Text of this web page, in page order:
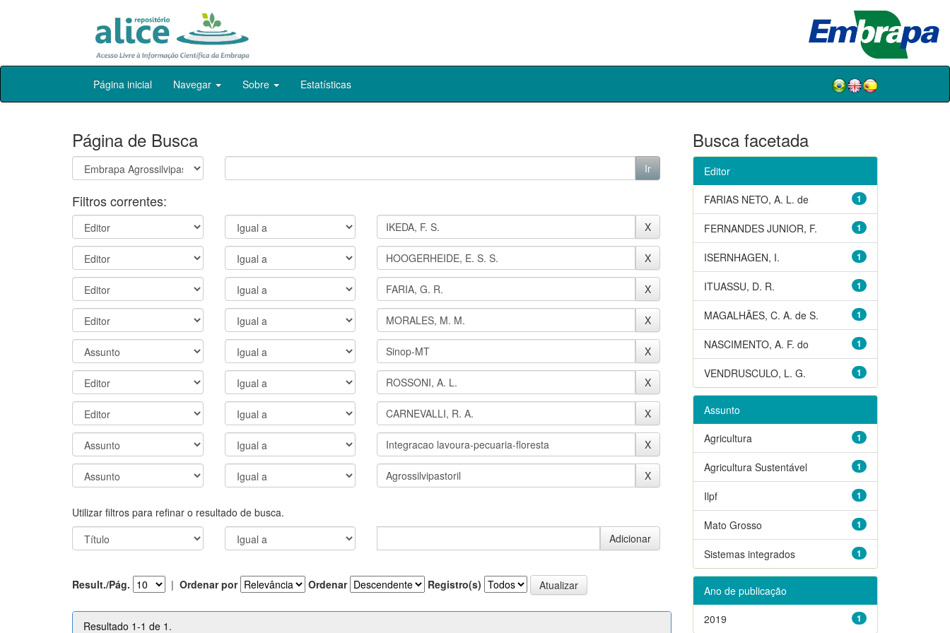
Skip
Página inicial Navegar Sobre Estatísticas
Página de Busca
Filtros correntes:
Utilizar filtros para refinar o resultado de busca.
Result./Pág. | Ordenar por Ordenar Registro(s)
Resultado 1-1 de 1.
Busca facetada
Editor
1
FARIAS NETO, A. L. de
1
FERNANDES JUNIOR, F.
1
ISERNHAGEN, I.
1
ITUASSU, D. R.
1
MAGALHÃES, C. A. de S.
1
NASCIMENTO, A. F. do
1
VENDRUSCULO, L. G.
Assunto
1
Agricultura
1
Agricultura Sustentável
1
Ilpf
1
Mato Grosso
1
Sistemas integrados
Ano de publicação
1
2019